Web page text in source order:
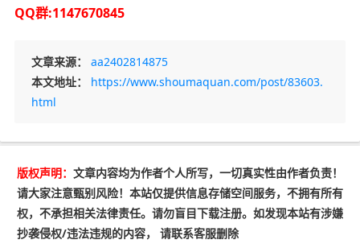
QQ群:1147670845
文章来源：
aa2402814875
本文地址：
https://www.shoumaquan.com/post/83603.
html
版权声明： 文章内容均为作者个人所写，一切真实性由作者负责！
请大家注意甄别风险！本站仅提供信息存储空间服务，不拥有所有
权，不承担相关法律责任。请勿盲目下载注册。如发现本站有涉嫌
抄袭侵权/违法违规的内容， 请联系客服删除